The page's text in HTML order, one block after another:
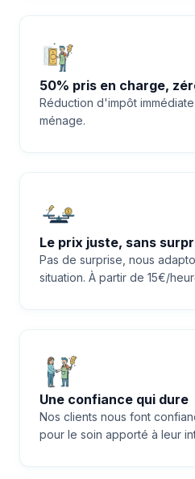
50% pris en charge,
Réduction d'impôt
ménage.
Le prix juste, sans
Pas de surprise, nous
situation. À partir de 15€/
Une confiance qui dure
Nos clients nous font
pour le soin apporté à leur